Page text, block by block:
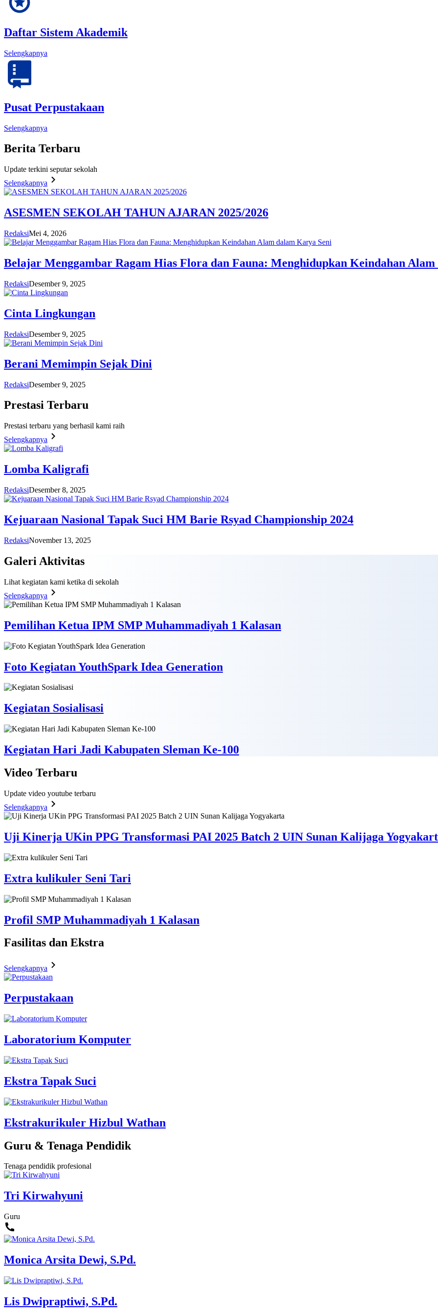
Daftar Sistem Akademik
Selengkapnya
Pusat Perpustakaan
Selengkapnya
Berita Terbaru
Update terkini seputar sekolah
Selengkapnya
ASESMEN SEKOLAH TAHUN AJARAN 2025/2026
RedaksiMei 4, 2026
Belajar Menggambar Ragam Hias Flora dan Fauna: Menghidupkan Keindahan
RedaksiDesember 9, 2025
Cinta Lingkungan
RedaksiDesember 9, 2025
Berani Memimpin Sejak Dini
RedaksiDesember 9, 2025
Prestasi Terbaru
Prestasi terbaru yang berhasil kami raih
Selengkapnya
Lomba Kaligrafi
RedaksiDesember 8, 2025
Kejuaraan Nasional Tapak Suci HM Barie Rsyad Championship 2024
RedaksiNovember 13, 2025
Galeri Aktivitas
Lihat kegiatan kami ketika di sekolah
Selengkapnya
Pemilihan Ketua IPM SMP Muhammadiyah 1 Kalasan
Foto Kegiatan YouthSpark Idea Generation
Kegiatan Sosialisasi
Kegiatan Hari Jadi Kabupaten Sleman Ke-100
Video Terbaru
Update video youtube terbaru
Selengkapnya
Uji Kinerja UKin PPG Transformasi PAI 2025 Batch 2 UIN Sunan Kalijaga
Extra kulikuler Seni Tari
Profil SMP Muhammadiyah 1 Kalasan
Fasilitas dan Ekstra
Selengkapnya
Perpustakaan
Laboratorium Komputer
Ekstra Tapak Suci
Ekstrakurikuler Hizbul Wathan
Guru & Tenaga Pendidik
Tenaga pendidik profesional
Tri Kirwahyuni
Guru
Monica Arsita Dewi, S.Pd.
Lis Dwipraptiwi, S.Pd.